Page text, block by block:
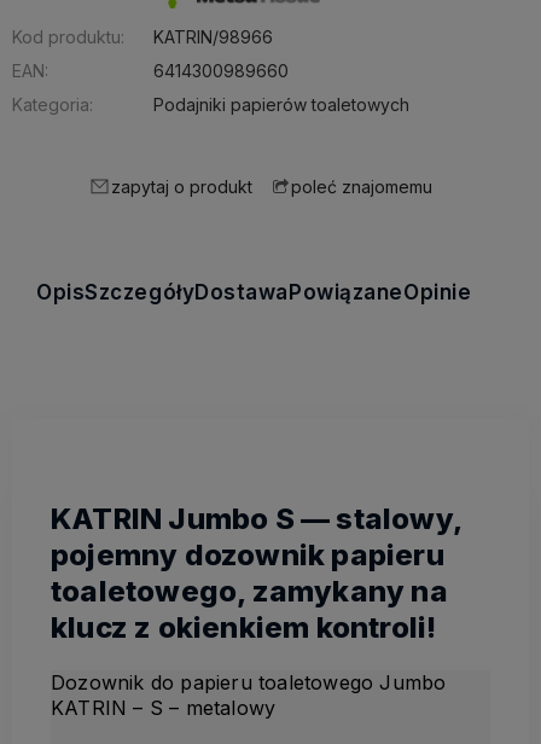
Kod produktu:
KATRIN/98966
EAN:
6414300989660
Kategoria:
Podajniki papierów toaletowych
zapytaj o produkt poleć znajomemu
OpisSzczegółyDostawaPowiązaneOpinie
KATRIN Jumbo S — stalowy,
pojemny dozownik papieru
toaletowego, zamykany na
klucz z okienkiem kontroli!
Dozownik do papieru toaletowego Jumbo
KATRIN – S – metalowy